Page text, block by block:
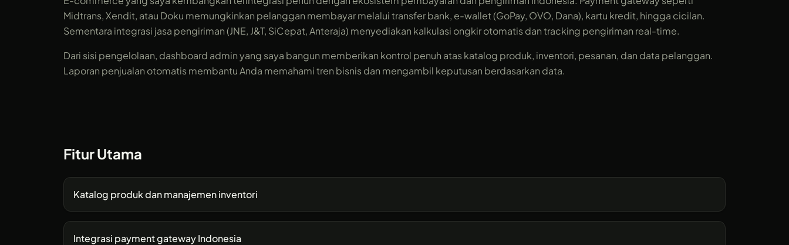
Midtrans, Xendit, atau Doku memungkinkan pelanggan membayar melalui transfer bank, e-wallet (GoPay, OVO, Dana), kartu kredit, hingga cicilan.
Sementara integrasi jasa pengiriman (JNE, J&T, SiCepat, Anteraja) menyediakan kalkulasi ongkir otomatis dan tracking pengiriman real-time.
Dari sisi pengelolaan, dashboard admin yang saya bangun memberikan kontrol penuh atas katalog produk, inventori, pesanan, dan data pelanggan.
Laporan penjualan otomatis membantu Anda memahami tren bisnis dan mengambil keputusan berdasarkan data.
Fitur Utama
Katalog produk dan manajemen inventori
Integrasi payment gateway Indonesia